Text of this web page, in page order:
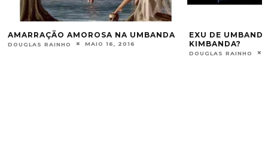
AMARRAÇÃO AMOROSA NA UMBANDA
DOUGLAS RAINHO MAIO 16, 2016
EXU DE
KIMBANDA?
DOUGLAS RAINHO